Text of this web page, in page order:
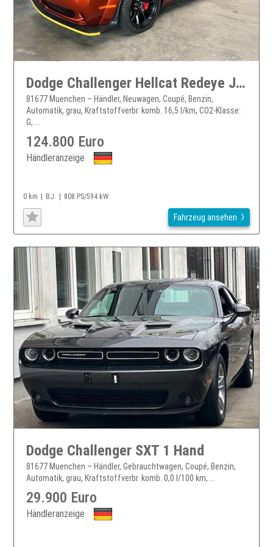
Dodge Challenger Hellcat Redeye Jailbreak Finanz.
81677 Muenchen – Händler, Neuwagen, Coupé, Benzin,
Automatik, grau, Kraftstoffverbr. komb. 16,5 l/km, CO2-Klasse:
G, ...
124.800 Euro
Händleranzeige
0 km BJ 808 PS/594 kW
Fahrzeug ansehen
Dodge Challenger SXT 1 Hand
81677 Muenchen – Händler, Gebrauchtwagen, Coupé, Benzin,
Automatik, grau, Kraftstoffverbr. komb. 0,0 l/100 km, ...
29.900 Euro
Händleranzeige